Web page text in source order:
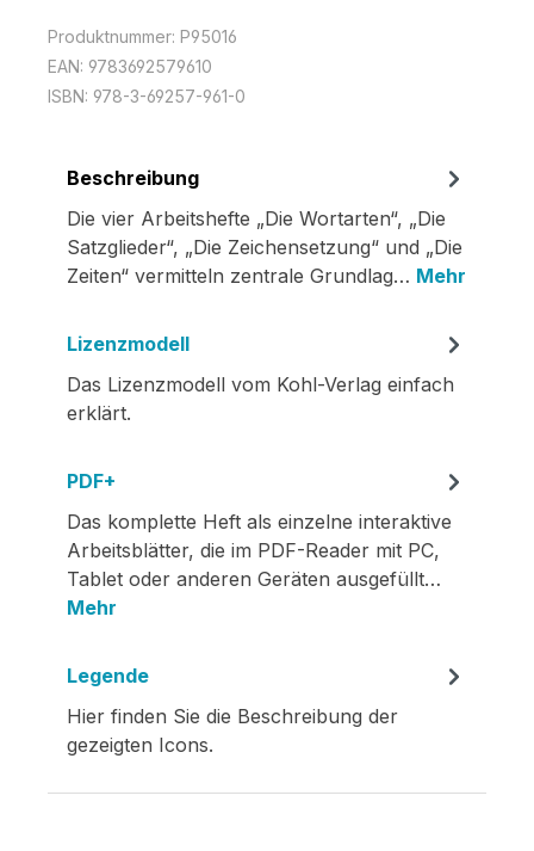
Produktnummer: P95016
EAN: 9783692579610
ISBN: 978-3-69257-961-0
Beschreibung
Die vier Arbeitshefte „Die Wortarten“, „Die
Satzglieder“, „Die Zeichensetzung“ und „Die
Zeiten“ vermitteln zentrale Grundlag… Mehr
Lizenzmodell
Das Lizenzmodell vom Kohl-Verlag einfach
erklärt.
PDF+
Das komplette Heft als einzelne interaktive
Arbeitsblätter, die im PDF-Reader mit PC,
Tablet oder anderen Geräten ausgefüllt…
Mehr
Legende
Hier finden Sie die Beschreibung der
gezeigten Icons.